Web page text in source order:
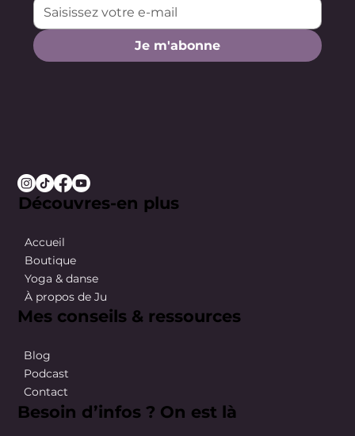
Je m'abonne
Découvres-en plus
Accueil
Boutique
Yoga & danse
À propos de Ju
Mes conseils & ressources
Blog
Podcast
Contact
Besoin d’infos ? On est là